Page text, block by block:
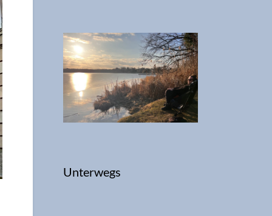
Unterwegs